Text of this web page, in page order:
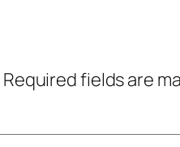
Required fields are